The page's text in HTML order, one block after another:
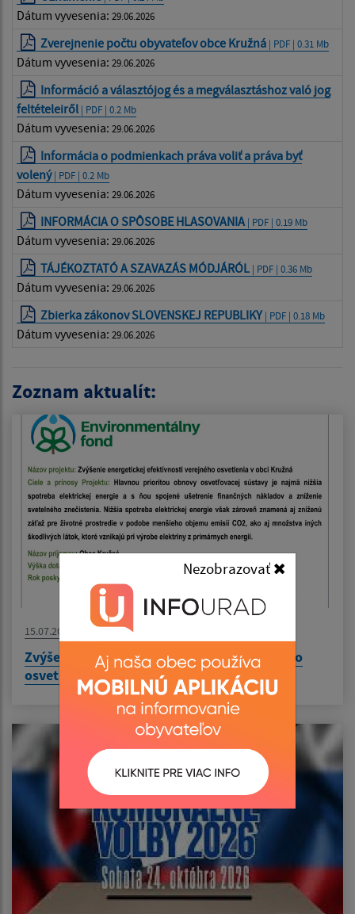
Nezobrazovať
Dátum vyvesenia: 29.06.2026
Zverejnenie počtu obyvateľov obce Kružná | PDF | 0.31 Mb
Dátum vyvesenia: 29.06.2026
Információ a választójog és a megválasztáshoz való jog
feltételeiről | PDF | 0.2 Mb
Dátum vyvesenia: 29.06.2026
Informácia o podmienkach práva voliť a práva byť
volený| PDF | 0.2 Mb
Dátum vyvesenia: 29.06.2026
INFORMÁCIA O SPÔSOBE HLASOVANIA | PDF | 0.19 Mb
Dátum vyvesenia: 29.06.2026
TÁJÉKOZTATÓ A SZAVAZÁS MÓDJÁRÓL | PDF | 0.36 Mb
Dátum vyvesenia: 29.06.2026
Zbierka zákonov SLOVENSKEJ REPUBLIKY | PDF | 0.18 Mb
Dátum vyvesenia: 29.06.2026
Zoznam aktualít:
15.07.2026
Zvýšenie energetickej efektívnosti verejného
osvetlenia v obci Kružná